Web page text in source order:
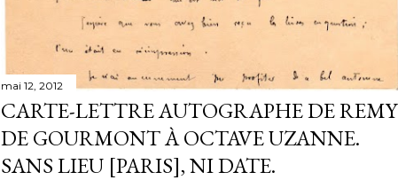
mai 12, 2012
CARTE-LETTRE AUTOGRAPHE DE REMY
DE GOURMONT À OCTAVE UZANNE.
SANS LIEU [PARIS], NI DATE.